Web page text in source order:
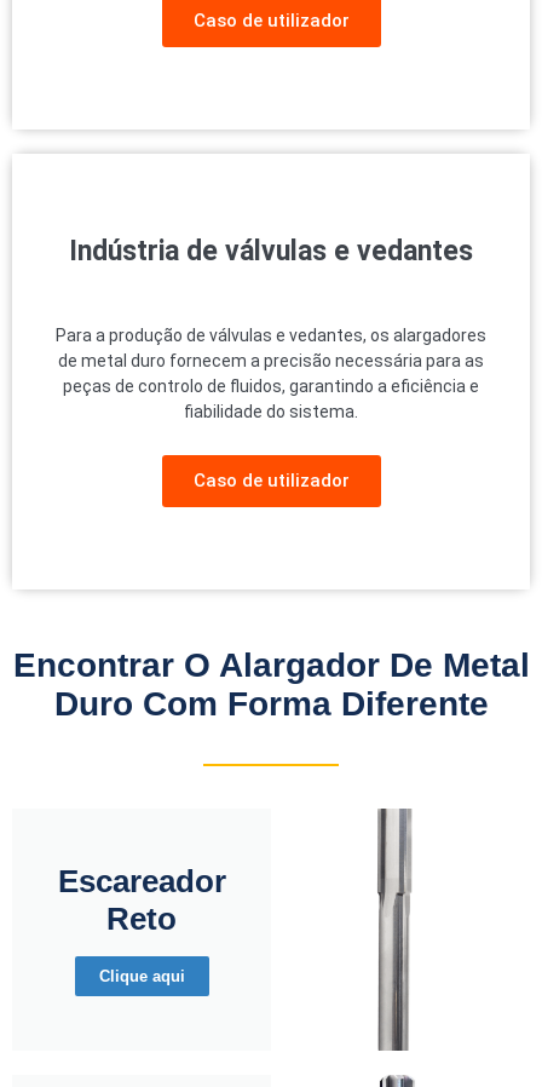
Caso de utilizador
Indústria de válvulas e vedantes
Para a produção de válvulas e vedantes, os alargadores
de metal duro fornecem a precisão necessária para as
peças de controlo de fluidos, garantindo a eficiência e
fiabilidade do sistema.
Caso de utilizador
Encontrar O Alargador De Metal
Duro Com Forma Diferente
Escareador
Reto
Clique aqui